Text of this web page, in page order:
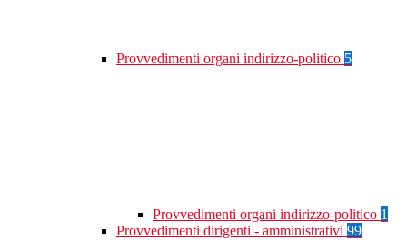
Provvedimenti organi indirizzo-politico 5
Provvedimenti organi indirizzo-politico 1
Provvedimenti dirigenti - amministrativi 99